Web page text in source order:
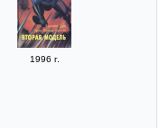
1996 г.